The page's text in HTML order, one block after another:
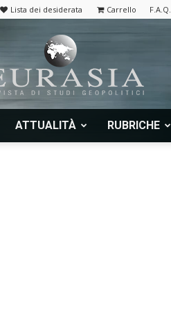
Lista dei desiderata Carrello F.A.Q.
ATTUALITÀ RUBRICHE